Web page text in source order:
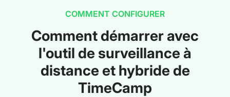
COMMENT CONFIGURER
Comment démarrer avec
l'outil de surveillance à
distance et hybride de
TimeCamp